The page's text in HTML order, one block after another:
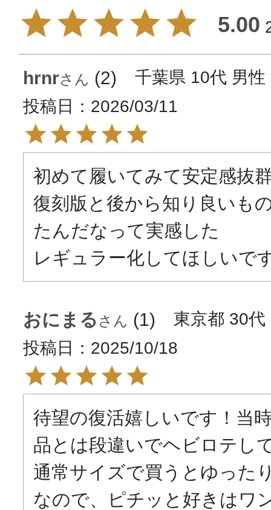
5.00
hrnr 2 千葉県 10代 男性
投稿日
2026/03/11
初めて履いてみて安定感抜
復刻版と後から知り良いも
たんだなって実感した
レギュラー化してほしいで
おにまる 1 東京都 30代
投稿日
2025/10/18
待望の復活嬉しいです！当
品とは段違いでヘビロテし
通常サイズで買うとゆった
なので、ピチッと好きはワ